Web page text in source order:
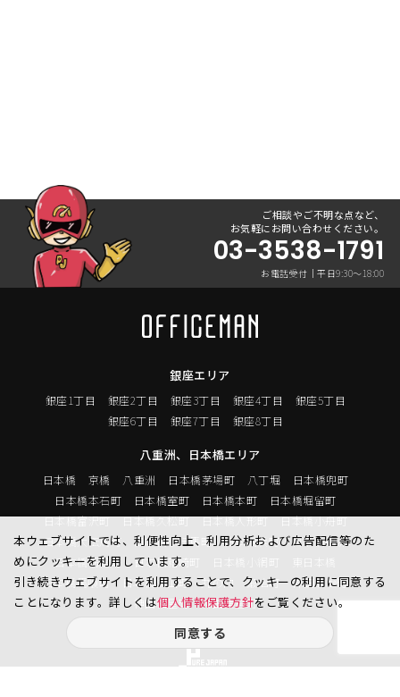
ご相談やご不明な点など、
お気軽にお問い合わせください。
03-3538-1791
お電話受付｜平日9:30〜18:00
銀座エリア
銀座1丁目 銀座2丁目 銀座3丁目 銀座4丁目
銀座5丁目
銀座6丁目
銀座7丁目 銀座8丁目
八重洲、日本橋エリア
日本橋 京橋 八重洲 日本橋茅場町 八丁堀
日本橋兜町
日本橋本石町
日本橋室町 日本橋本町
日本橋堀留町
日本橋富沢町
日本橋久松町 日本橋人形町
日本橋小舟町
日本橋大伝馬町
日本橋小伝馬町 日本橋浜町
日本橋中洲
日本橋蛎殻町
日本橋箱崎町 日本橋小網町
東日本橋
日本橋馬喰町
日本橋横山町 丸の内 鍛冶町
神田鍛冶町
神田紺屋町
神田美倉町
本ウェブサイトでは、利便性向上、利用分析および広告配信等のた
めにクッキーを利用しています。
引き続きウェブサイトを利用することで、クッキーの利用に同意する
ことになります。詳しくは個人情報保護方針をご覧ください。
同意する